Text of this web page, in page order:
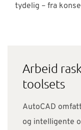
tydelig – fra
Arbeid
toolsets
AutoCAD
og intelligente